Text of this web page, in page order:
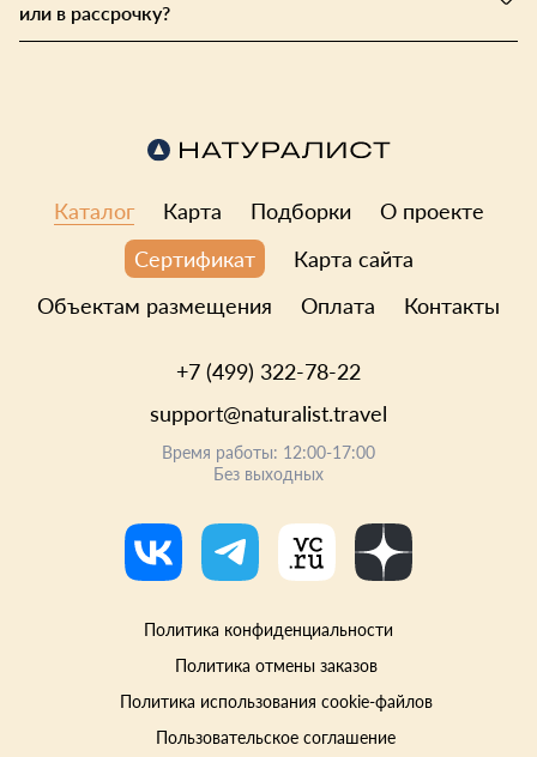
или в рассрочку?
Каталог Карта Подборки
О проекте
Сертификат
Карта сайта
Объектам размещения
Оплата Контакты
+7 (499) 322-78-22
support@naturalist.travel
Время работы: 12:00-17:00
Без выходных
Политика конфиденциальности
Политика отмены заказов
Политика использования cookie-файлов
Пользовательское соглашение